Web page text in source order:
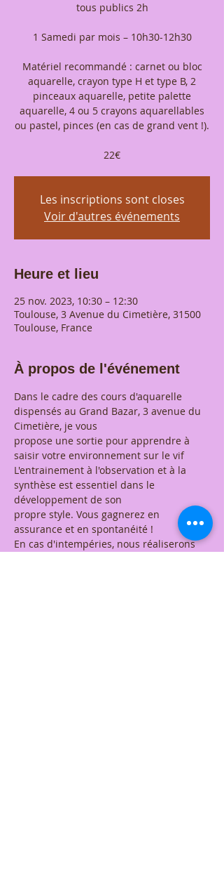
tous publics 2h
1 Samedi par mois – 10h30-12h30
Matériel recommandé : carnet ou bloc
aquarelle, crayon type H et type B, 2
pinceaux aquarelle, petite palette
aquarelle, 4 ou 5 crayons aquarellables
ou pastel, pinces (en cas de grand vent !).
22€
Les inscriptions sont closes
Voir d'autres événements
Heure et lieu
25 nov. 2023, 10:30 – 12:30
Toulouse, 3 Avenue du Cimetière, 31500
Toulouse, France
À propos de l'événement
Dans le cadre des cours d'aquarelle
dispensés au Grand Bazar, 3 avenue du
Cimetière, je vous
propose une sortie pour apprendre à
saisir votre environnement sur le vif
L'entrainement à l'observation et à la
synthèse est essentiel dans le
développement de son
propre style. Vous gagnerez en
assurance et en spontanéité !
En cas d'intempéries, nous réaliserons